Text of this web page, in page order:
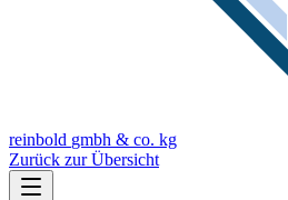
reinbold gmbh & co. kg
Zurück zur Übersicht